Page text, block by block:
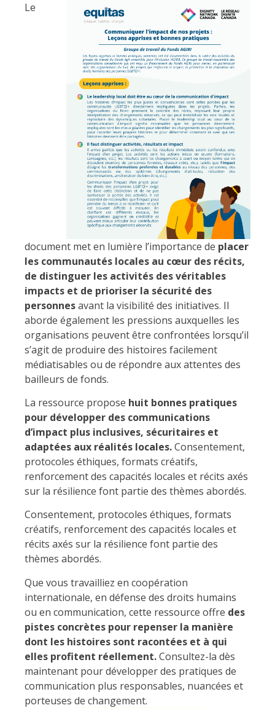
Le
document met en lumière l’importance de placer
les communautés locales au cœur des récits,
de distinguer les activités des véritables
impacts et de prioriser la sécurité des
personnesavant la visibilité des initiatives. Il
aborde également les pressions auxquelles les
organisations peuvent être confrontées lorsqu’il
s’agit de produire des histoires facilement
médiatisables ou de répondre aux attentes des
bailleurs de fonds.
La ressource propose huit bonnes pratiques
pour développer des communications
d’impact plus inclusives, sécuritaires et
adaptées aux réalités locales.Consentement,
protocoles éthiques, formats créatifs,
renforcement des capacités locales et récits axés
sur la résilience font partie des thèmes abordés.
Consentement, protocoles éthiques, formats
créatifs, renforcement des capacités locales et
récits axés sur la résilience font partie des
thèmes abordés.
Que vous travailliez en coopération
internationale, en défense des droits humains
ou en communication, cette ressource offre des
pistes concrètes pour repenser la manière
dont les histoires sont racontées et à qui
elles profitent réellement.Consultez-la dès
maintenant pour développer des pratiques de
communication plus responsables, nuancées et
porteuses de changement.